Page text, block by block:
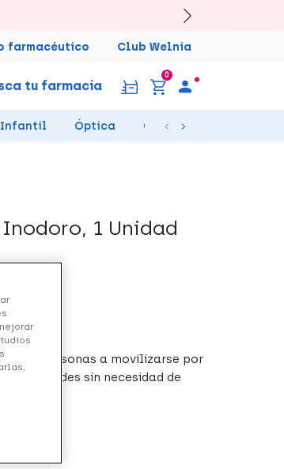
farmacéutico Club Welnia
tu farmacia
0
Infantil Óptica Ortopedia
1 Unidad
a las personas a movilizarse por
sin necesidad de